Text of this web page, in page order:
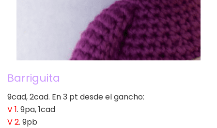
Barriguita
9cad, 2cad. En 3 pt desde el gancho:
V 1. 9pa, 1cad
V 2. 9pb